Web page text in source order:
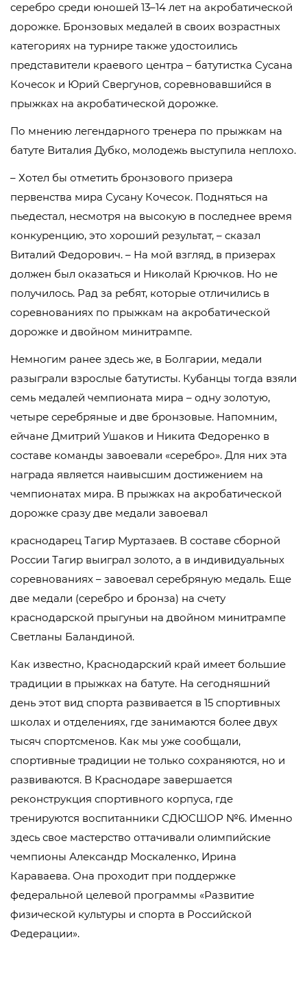
серебро среди юношей 13–14 лет на акробатической
дорожке. Бронзовых медалей в своих возрастных
категориях на турнире также удостоились
представители краевого центра – батутистка Сусана
Кочесок и Юрий Свергунов, соревновавшийся в
прыжках на акробатической дорожке.
По мнению легендарного тренера по прыжкам на
батуте Виталия Дубко, молодежь выступила неплохо.
– Хотел бы отметить бронзового призера
первенства мира Сусану Кочесок. Подняться на
пьедестал, несмотря на высокую в последнее время
конкуренцию, это хороший результат, – сказал
Виталий Федорович. – На мой взгляд, в призерах
должен был оказаться и Николай Крючков. Но не
получилось. Рад за ребят, которые отличились в
соревнованиях по прыжкам на акробатической
дорожке и двойном минитрампе.
Немногим ранее здесь же, в Болгарии, медали
разыграли взрослые батутисты. Кубанцы тогда взяли
семь медалей чемпионата мира – одну золотую,
четыре серебряные и две бронзовые. Напомним,
ейчане Дмитрий Ушаков и Никита Федоренко в
составе команды завоевали «серебро». Для них эта
награда является наивысшим достижением на
чемпионатах мира. В прыжках на акробатической
дорожке сразу две медали завоевал
краснодарец Тагир Муртазаев. В составе сборной
России Тагир выиграл золото, а в индивидуальных
соревнованиях – завоевал серебряную медаль. Еще
две медали (серебро и бронза) на счету
краснодарской прыгуньи на двойном минитрампе
Светланы Баландиной.
Как известно, Краснодарский край имеет большие
традиции в прыжках на батуте. На сегодняшний
день этот вид спорта развивается в 15 спортивных
школах и отделениях, где занимаются более двух
тысяч спортсменов. Как мы уже сообщали,
спортивные традиции не только сохраняются, но и
развиваются. В Краснодаре завершается
реконструкция спортивного корпуса, где
тренируются воспитанники СДЮСШОР №6. Именно
здесь свое мастерство оттачивали олимпийские
чемпионы Александр Москаленко, Ирина
Караваева. Она проходит при поддержке
федеральной целевой программы «Развитие
физической культуры и спорта в Российской
Федерации».